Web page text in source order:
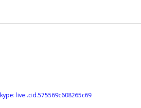
live:.cid.575569c608265c69